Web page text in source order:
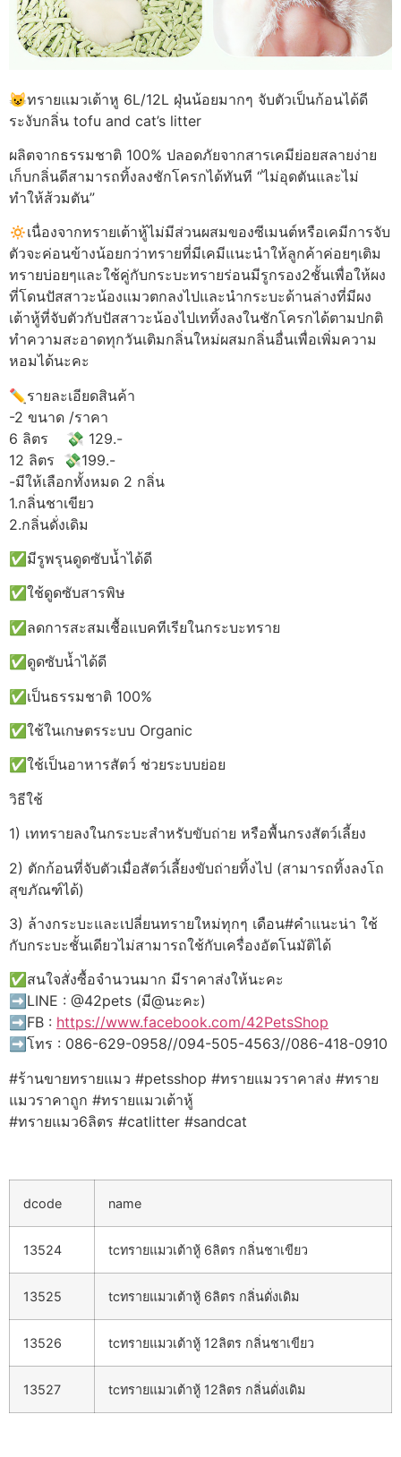
😺ทรายแมวเต้าหู 6L/12L ฝุ่นน้อยมากๆ จับตัวเป็นก้อนได้ดี
ระงับกลิ่น tofu and cat’s litter
ผลิตจากธรรมชาติ 100% ปลอดภัยจากสารเคมีย่อยสลายง่าย
เก็บกลิ่นดีสามารถทิ้งลงชักโครกได้ทันที “ไม่อุดตันและไม่
ทำให้ส้วมตัน”
🔅เนื่องจากทรายเต้าหู้ไม่มีส่วนผสมของซีเมนต์หรือเคมีการจับ
ตัวจะค่อนข้างน้อยกว่าทรายที่มีเคมีแนะนำให้ลูกค้าค่อยๆเติม
ทรายบ่อยๆและใช้คู่กับกระบะทรายร่อนมีรูกรอง2ชั้นเพื่อให้ผง
ที่โดนปัสสาวะน้องแมวตกลงไปและนำกระบะด้านล่างที่มีผง
เต้าหู้ที่จับตัวกับปัสสาวะน้องไปเททิ้งลงในชักโครกได้ตามปกติ
ทำความสะอาดทุกวันเติมกลิ่นใหม่ผสมกลิ่นอื่นเพื่อเพิ่มความ
หอมได้นะคะ
✏️รายละเอียดสินค้า
-2 ขนาด /ราคา
6 ลิตร 💸 129.-
12 ลิตร 💸199.-
-มีให้เลือกทั้งหมด 2 กลิ่น
1.กลิ่นชาเขียว
2.กลิ่นดั่งเดิม
✅มีรูพรุนดูดซับน้ำได้ดี
✅ใช้ดูดซับสารพิษ
✅ลดการสะสมเชื้อแบคทีเรียในกระบะทราย
✅ดูดซับน้ำได้ดี
✅เป็นธรรมชาติ 100%
✅ใช้ในเกษตรระบบ Organic
✅ใช้เป็นอาหารสัตว์ ช่วยระบบย่อย
วิธีใช้
1) เททรายลงในกระบะสำหรับขับถ่าย หรือพื้นกรงสัตว์เลี้ยง
2) ตักก้อนที่จับตัวเมื่อสัตว์เลี้ยงขับถ่ายทิ้งไป (สามารถทิ้งลงโถ
สุขภัณฑ์ได้)
3) ล้างกระบะและเปลี่ยนทรายใหม่ทุกๆ เดือน#คำแนะน่า ใช้
กับกระบะชั้นเดียวไม่สามารถใช้กับเครื่องอัตโนมัติได้
✅สนใจสั่งซื้อจำนวนมาก มีราคาส่งให้นะคะ
➡️LINE : @42pets (มี@นะคะ)
➡️FB : https://www.facebook.com/42PetsShop
➡️โทร : 086-629-0958//094-505-4563//086-418-0910
#ร้านขายทรายแมว #petsshop #ทรายแมวราคาส่ง #ทราย
แมวราคาถูก #ทรายแมวเต้าหู้
#ทรายแมว6ลิตร #catlitter #sandcat
dcode name
13524 tcทรายแมวเต้าหู้ 6ลิตร กลิ่นชาเขียว
13525 tcทรายแมวเต้าหู้ 6ลิตร กลิ่นดั่งเดิม
13526 tcทรายแมวเต้าหู้ 12ลิตร กลิ่นชาเขียว
13527 tcทรายแมวเต้าหู้ 12ลิตร กลิ่นดั่งเดิม